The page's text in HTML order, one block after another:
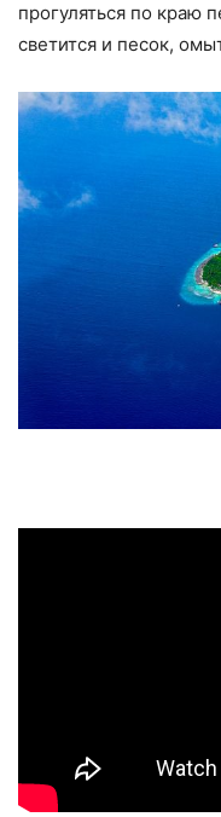
прогуляться по краю
светится и песок,